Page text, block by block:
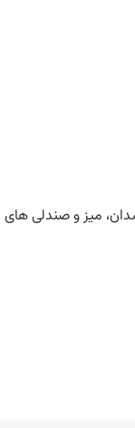
آتشدان، میز و صندلی